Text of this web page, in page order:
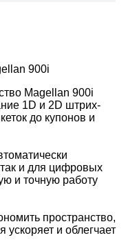
900i
Magellan 900i
1D и 2D штрих-
до купонов и
так и для цифровых
и точную работу
пространство,
и облегчает